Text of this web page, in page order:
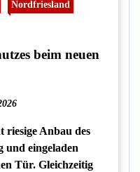
Nordfriesland
beim neuen
riesige Anbau des
und eingeladen
Tür. Gleichzeitig